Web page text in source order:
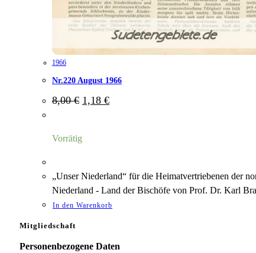
1966
Nr.220 August 1966
8,00€ Ursprünglicher
Preis
1,18 €Aktueller
Preis
Vorrätig
„Unser Niederland“ für die Heimatvertriebenen der
Niederland - Land der Bischöfe von Prof. Dr. Karl
In den Warenkorb
Mitgliedschaft
Personenbezogene Daten